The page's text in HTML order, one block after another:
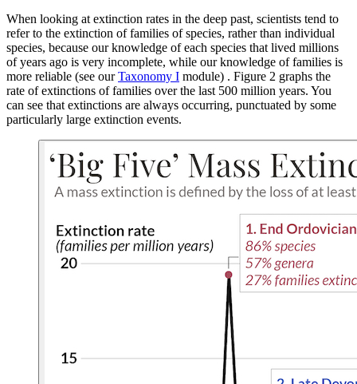
When looking at extinction rates in the deep past, scientists tend to
refer to the extinction of families of species, rather than individual
species, because our knowledge of each species that lived millions
of years ago is very incomplete, while our knowledge of families is
more reliable (see ourTaxonomy I module) . Figure 2 graphs the
rate of extinctions of families over the last 500 million years. You
can see that extinctions are always occurring, punctuated by some
particularly large extinction events.